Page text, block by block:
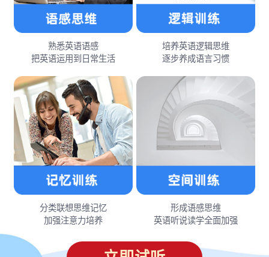
熟悉英语语感
把英语运用到日常生活
培养英语逻辑思维
逐步养成语言习惯
分类联想思维记忆
加强注意力培养
形成语感思维
英语听说读学全面加强